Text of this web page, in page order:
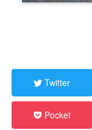
Twitter
Pocket